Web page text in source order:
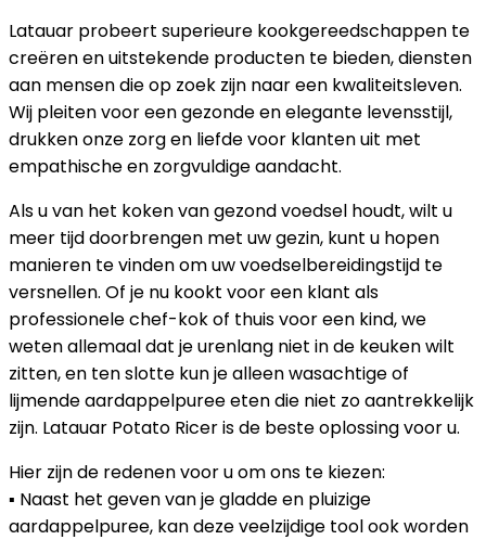
Latauar probeert superieure kookgereedschappen te
creëren en uitstekende producten te bieden, diensten
aan mensen die op zoek zijn naar een kwaliteitsleven.
Wij pleiten voor een gezonde en elegante levensstijl,
drukken onze zorg en liefde voor klanten uit met
empathische en zorgvuldige aandacht.
Als u van het koken van gezond voedsel houdt, wilt u
meer tijd doorbrengen met uw gezin, kunt u hopen
manieren te vinden om uw voedselbereidingstijd te
versnellen. Of je nu kookt voor een klant als
professionele chef-kok of thuis voor een kind, we
weten allemaal dat je urenlang niet in de keuken wilt
zitten, en ten slotte kun je alleen wasachtige of
lijmende aardappelpuree eten die niet zo aantrekkelijk
zijn. Latauar Potato Ricer is de beste oplossing voor u.
Hier zijn de redenen voor u om ons te kiezen:
▪ Naast het geven van je gladde en pluizige
aardappelpuree, kan deze veelzijdige tool ook worden